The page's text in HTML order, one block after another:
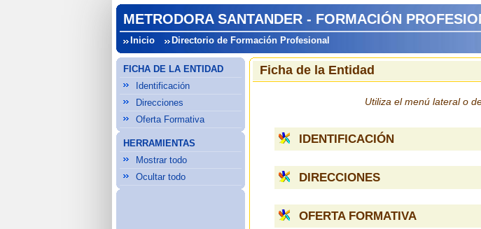
METRODORA SANTANDER - FORMACIÓN
Inicio Directorio de Formación Profesional
FICHA DE LA ENTIDAD
Identificación
Direcciones
Oferta Formativa
HERRAMIENTAS
Mostrar todo
Ocultar todo
Ficha de la Entidad
Utiliza el menú lateral o
IDENTIFICACIÓN
DIRECCIONES
OFERTA FORMATIVA